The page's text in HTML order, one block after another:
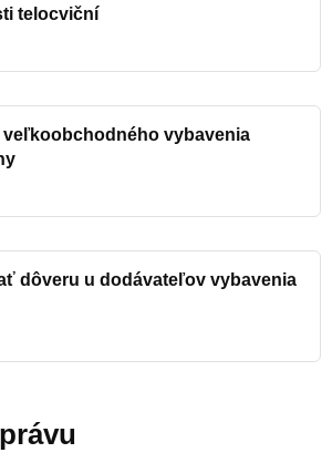
telocviční
vybavenia
dôveru u dodávateľov vybavenia